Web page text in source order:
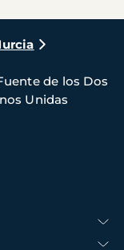
de los Dos
Unidas